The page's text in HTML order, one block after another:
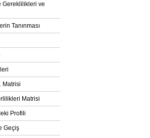
Gereklilikleri ve
Tanınması
Matrisi
Matrisi
Profili
Geçiş